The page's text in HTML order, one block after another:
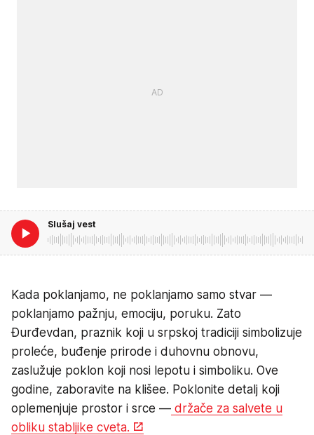
Slušaj vest
Kada poklanjamo, ne poklanjamo samo stvar —
poklanjamo pažnju, emociju, poruku. Zato
Đurđevdan, praznik koji u srpskoj tradiciji simbolizuje
proleće, buđenje prirode i duhovnu obnovu,
zaslužuje poklon koji nosi lepotu i simboliku. Ove
godine, zaboravite na klišee. Poklonite detalj koji
oplemenjuje prostor i srce — držače za salvete u
obliku stabljike cveta.